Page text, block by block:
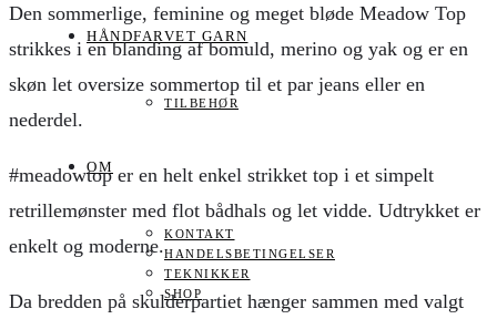
HÅNDFARVET GARN
TILBEHØR
OM
KONTAKT
HANDELSBETINGELSER
TEKNIKKER
SHOP
Den sommerlige, feminine og meget bløde Meadow Top
strikkes i en blanding af bomuld, merino og yak og er en
skøn let oversize sommertop til et par jeans eller en
nederdel.
#meadowtop er en helt enkel strikket top i et simpelt
retrillemønster med flot bådhals og let vidde. Udtrykket er
enkelt og moderne.
Da bredden på skulderpartiet hænger sammen med valgt